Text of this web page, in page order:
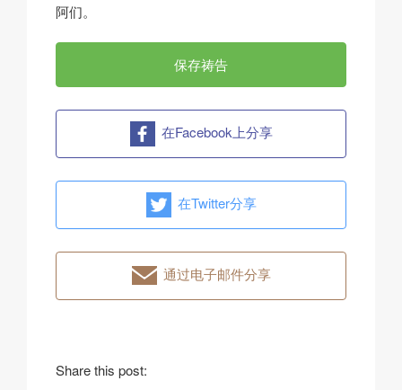
阿们。
保存祷告
在Facebook上分享
在Twitter分享
通过电子邮件分享
Share this post: